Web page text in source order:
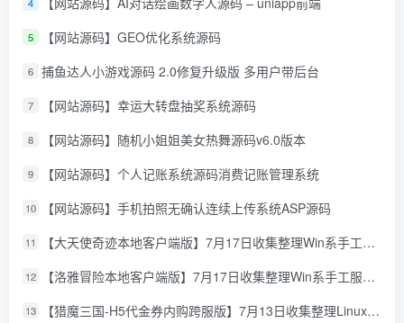
5 【网站源码】GEO优化系统源码
6 捕鱼达人小游戏源码 2.0修复升级版 多用户带后台
7 【网站源码】幸运大转盘抽奖系统源码
8 【网站源码】随机小姐姐美女热舞源码v6.0版本
9 【网站源码】个人记账系统源码消费记账管理系统
10 【网站源码】手机拍照无确认连续上传系统ASP源码
11 【大天使奇迹本地客户端版】7月17日收集整理Win系手工服务端-怀旧奇迹页游-详细文本搭建教程-GM授权管理后台-PC客户端
12 【洛雅冒险本地客户端版】7月17日收集整理Win系手工服务端-经典冒险页游-详细文本搭建教程-PC客户端
13 【猎魔三国-H5代金券内购跨服版】7月13日收集整理Linux手工服务端-典藏卡牌回合手游-详细文本搭建教程-通用视频教程-GM管理授权后台-简易安卓客户端